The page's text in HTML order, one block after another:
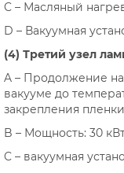
C – Масляный
D – Вакуумная
(4) Третий узел
A – Продолжение
вакууме до
закрепления
B – Мощность: 30
C – вакуумная